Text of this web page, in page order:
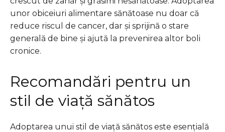
unor obiceiuri alimentare sănătoase nu doar că
reduce riscul de cancer, dar și sprijină o stare
generală de bine și ajută la prevenirea altor boli
cronice.
Recomandări pentru un
stil de viață sănătos
Adoptarea unui stil de viață sănătos este esențială